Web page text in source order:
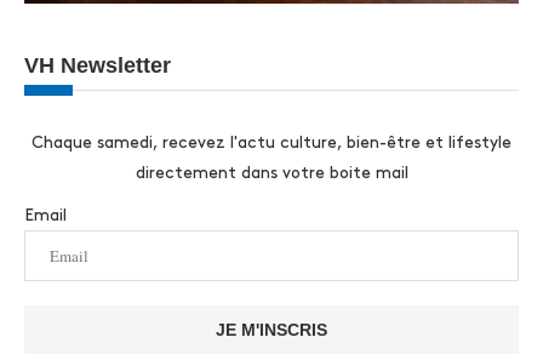
VH Newsletter
Chaque samedi, recevez l'actu culture, bien-être et lifestyle
directement dans votre boite mail
Email
JE M'INSCRIS